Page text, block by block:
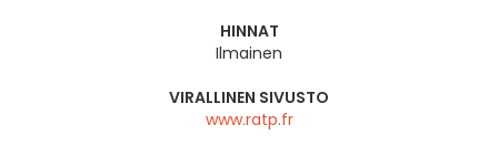
HINNAT
Ilmainen
VIRALLINEN SIVUSTO
www.ratp.fr